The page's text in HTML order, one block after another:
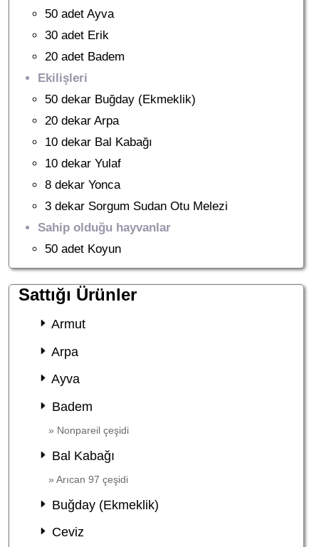
50 adet Ayva
30 adet Erik
20 adet Badem
Ekilişleri
50 dekar Buğday (Ekmeklik)
20 dekar Arpa
10 dekar Bal Kabağı
10 dekar Yulaf
8 dekar Yonca
3 dekar Sorgum Sudan Otu Melezi
Sahip olduğu hayvanlar
50 adet Koyun
Sattığı Ürünler
Armut
Arpa
Ayva
Badem
» Nonpareil çeşidi
Bal Kabağı
» Arıcan 97 çeşidi
Buğday (Ekmeklik)
Ceviz